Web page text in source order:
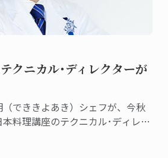
クニカル･ディレクターが
でききよあき）シェフが、今秋
料理講座のテクニカル･ディレク